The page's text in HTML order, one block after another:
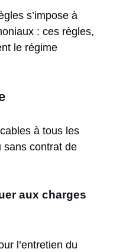
s’impose à
: ces règles,
le régime
à tous les
sans contrat de
aux charges
l’entretien du